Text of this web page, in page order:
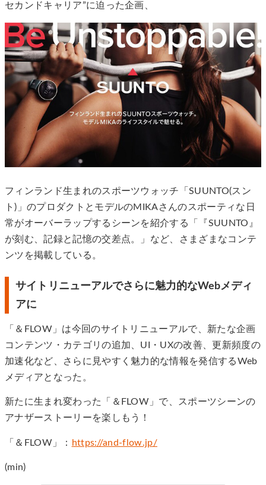
セカンドキャリア”に迫った企画、
フィンランド生まれのスポーツウォッチ「SUUNTO(スン
ト)」のプロダクトとモデルのMIKAさんのスポーティな日
常がオーバーラップするシーンを紹介する「『SUUNTO』
が刻む、記録と記憶の交差点。」など、さまざまなコンテ
ンツを掲載している。
サイトリニューアルでさらに魅力的なWebメディ
アに
「＆FLOW」は今回のサイトリニューアルで、新たな企画
コンテンツ・カテゴリの追加、UI・UXの改善、更新頻度の
加速化など、さらに見やすく魅力的な情報を発信するWeb
メディアとなった。
新たに生まれ変わった「＆FLOW」で、スポーツシーンの
アナザーストーリーを楽しもう！
「＆FLOW」： https://and-flow.jp/
(min)